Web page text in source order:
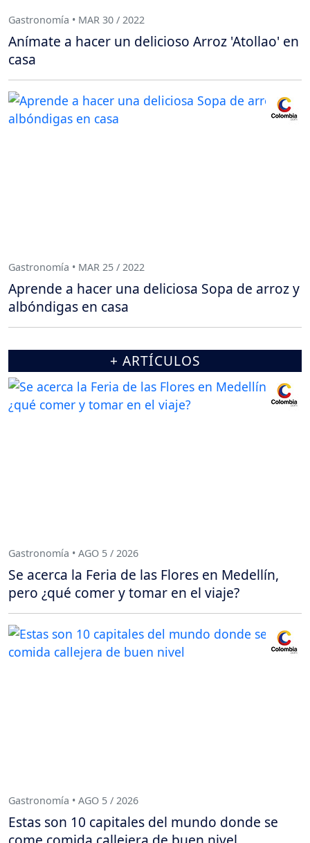
Gastronomía • MAR 30 / 2022
Anímate a hacer un delicioso Arroz 'Atollao' en
casa
Gastronomía • MAR 25 / 2022
Aprende a hacer una deliciosa Sopa de arroz y
albóndigas en casa
+ ARTÍCULOS
Gastronomía • AGO 5 / 2026
Se acerca la Feria de las Flores en Medellín,
pero ¿qué comer y tomar en el viaje?
Gastronomía • AGO 5 / 2026
Estas son 10 capitales del mundo donde se